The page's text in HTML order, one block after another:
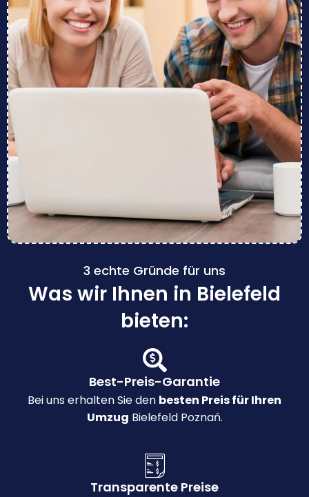
3 echte Gründe für uns
Was wir Ihnen in Bielefeld
bieten:
Best-Preis-Garantie
Bei uns erhalten Sie den besten Preis für Ihren
Umzug Bielefeld Poznań.
Transparente Preise